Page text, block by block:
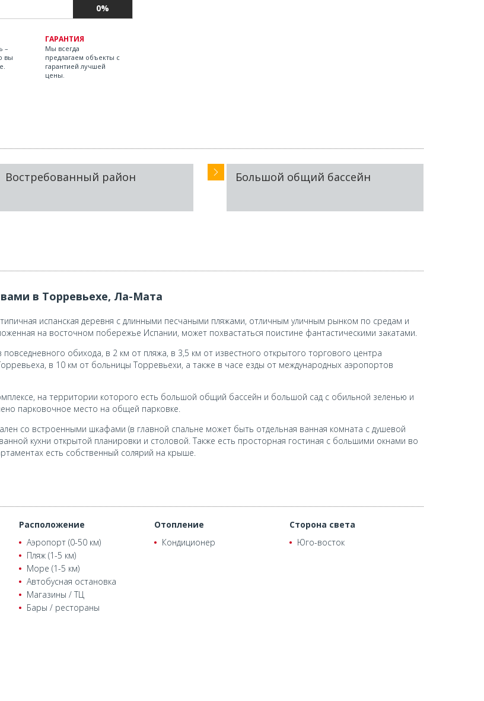
0%
–
вы
ГАРАНТИЯ
Мы всегда
предлагаем объекты с
гарантией лучшей
цены.
Востребованный район Большой общий бассейн
в Торревьехе, Ла-Мата
испанская деревня с длинными песчаными пляжами, отличным уличным рынком по средам и
на восточном побережье Испании, может похвастаться поистине фантастическими закатами.
обихода, в 2 км от пляжа, в 3,5 км от известного открытого торгового центра
в 10 км от больницы Торревьехи, а также в часе езды от международных аэропортов
на территории которого есть большой общий бассейн и большой сад с обильной зеленью и
парковочное место на общей парковке.
со встроенными шкафами (в главной спальне может быть отдельная ванная комната с душевой
кухни открытой планировки и столовой. Также есть просторная гостиная с большими окнами во
есть собственный солярий на крыше.
Расположение
Аэропорт (0-50 км)
Пляж (1-5 км)
Море (1-5 км)
Автобусная остановка
Магазины / ТЦ
Бары / рестораны
Отопление
Кондиционер
Сторона света
Юго-восток